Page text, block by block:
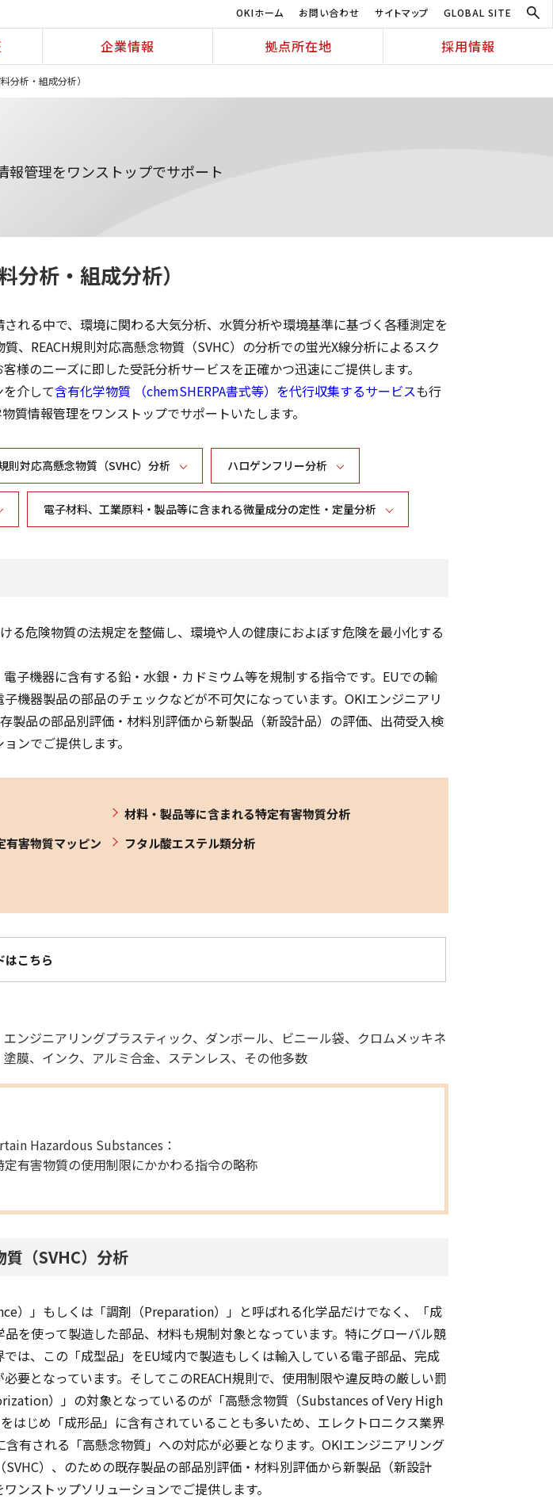
OKIホーム お問い合わせ サイトマップ GLOBAL SITE
企業情報 拠点所在地 採用情報
分析・組成分析）
管理をワンストップでサポート
分析・組成分析）
れる中で、環境に関わる大気分析、水質分析や環境基準に基づく各種測定を
、REACH規則対応高懸念物質（SVHC）の分析での蛍光X線分析によるスク
様のニーズに即した受託分析サービスを正確かつ迅速にご提供します。
介して含有化学物質 （chemSHERPA書式等）を代行収集するサービスも行
質情報管理をワンストップでサポートいたします。
則対応高懸念物質（SVHC）分析 ハロゲンフリー分析
電子材料、工業原料・製品等に含まれる微量成分の定性・定量分析
る危険物質の法規定を整備し、環境や人の健康におよぼす危険を最小化する
子機器に含有する鉛・水銀・カドミウム等を規制する指令です。EUでの輸
機器製品の部品のチェックなどが不可欠になっています。OKIエンジニアリ
製品の部品別評価・材料別評価から新製品（新設計品）の評価、出荷受入検
ンでご提供します。
材料・製品等に含まれる特定有害物質分析
有害物質マッピン
フタル酸エステル類分析
はこちら
ンジニアリングプラスティック、ダンボール、ビニール袋、クロムメッキネ
膜、インク、アルミ合金、ステンレス、その他多数
Hazardous Substances：
有害物質の使用制限にかかわる指令の略称
質（SVHC）分析
）」もしくは「調剤（Preparation）」と呼ばれる化学品だけでなく、「成
を使って製造した部品、材料も規制対象となっています。特にグローバル競
は、この「成型品」をEU域内で製造もしくは輸入している電子部品、完成
要となっています。そしてこのREACH規則で、使用制限や違反時の厳しい罰
）」の対象となっているのが「高懸念物質（Substances of Very High
はじめ「成形品」に含有されていることも多いため、エレクトロニクス業界
含有される「高懸念物質」への対応が必要となります。OKIエンジニアリング
SVHC）、のための既存製品の部品別評価・材料別評価から新製品（新設計
ンストップソリューションでご提供します。